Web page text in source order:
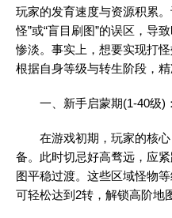
玩家的发育速度与资源积累
怪”或“盲目刷图”的误区，导
惨淡。事实上，想要实现打
根据自身等级与转生阶段，精
一、新手启蒙期(1-40级)
在游戏初期，玩家的核心
备。此时切忌好高骛远，应
图平稳过渡。这些区域怪物
可轻松达到2转，解锁高阶地